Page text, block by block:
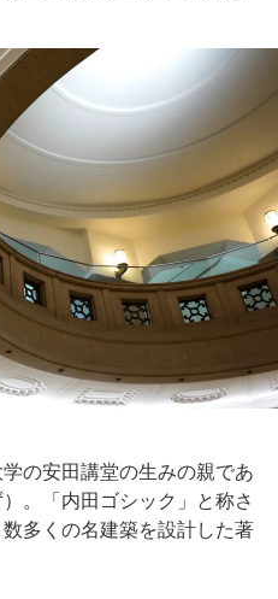
の安田講堂の生みの親であ
。「内田ゴシック」と称さ
多くの名建築を設計した著